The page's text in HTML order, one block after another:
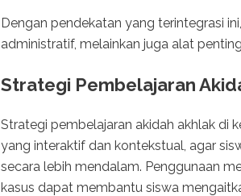
Dengan pendekatan yang terintegrasi
administratif, melainkan juga alat
Strategi Pembelajaran
Strategi pembelajaran akidah akhlak di
yang interaktif dan kontekstual, agar
secara lebih mendalam. Penggunaan
kasus dapat membantu siswa